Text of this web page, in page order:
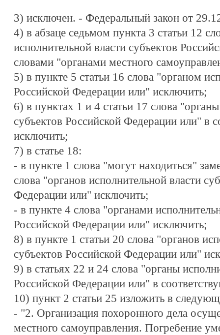
3) исключен. - Федеральный закон от
4) в абзаце седьмом пункта 3 статьи 12
исполнительной власти субъектов
словами "органами местного
5) в пункте 5 статьи 16 слова "органом
Российской Федерации или" исключить;
6) в пунктах 1 и 4 статьи 17 слова
субъектов Российской Федерации или" в
исключить;
7) в статье 18:
- в пункте 1 слова "могут находиться"
слова "органов исполнительной власти
Федерации или" исключить;
- в пункте 4 слова "органами
Российской Федерации или" исключить;
8) в пункте 1 статьи 20 слова "органов
субъектов Российской Федерации или"
9) в статьях 22 и 24 слова "органы
Российской Федерации или" в
10) пункт 2 статьи 25 изложить в
- "2. Организация похоронного дела
местного самоуправления. Погребение